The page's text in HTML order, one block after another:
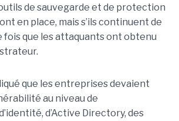
de sauvegarde et de protection
en place, mais s’ils continuent de
que les attaquants ont obtenu
que les entreprises devaient
au niveau de
d’Active Directory, des